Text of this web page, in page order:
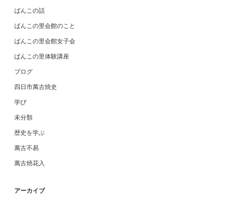
ばんこの話
ばんこの里会館のこと
ばんこの里会館女子会
ばんこの里体験講座
ブログ
四日市萬古焼史
学び
未分類
歴史を学ぶ
萬古不易
萬古焼花入
アーカイブ